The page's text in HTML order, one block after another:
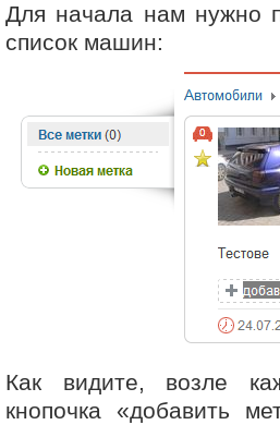
Для начала нам нужно
список машин:
Как видите, возле
кнопочка «добавить